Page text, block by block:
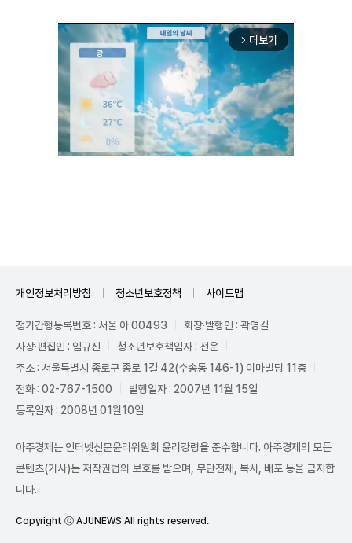
arrow_forward_ios 더보기
개인정보처리방침 청소년보호정책 사이트맵
정기간행등록번호 : 서울 아 00493
회장·발행인 : 곽영길
사장·편집인 : 임규진
청소년보호책임자 : 전운
주소 : 서울특별시 종로구 종로 1길 42(수송동 146-1) 이마빌딩 11층
전화 : 02-767-1500
발행일자 : 2007년 11월 15일
등록일자 : 2008년 01월10일
아주경제는 인터넷신문윤리위원회 윤리강령을 준수합니다. 아주경제의 모든
콘텐츠(기사)는 저작권법의 보호를 받으며, 무단전재, 복사, 배포 등을 금지합
니다.
Copyright ⓒ AJUNEWS All rights reserved.